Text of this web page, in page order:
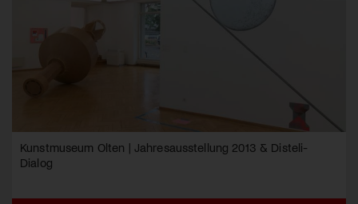
Kunstmuseum Olten | Jahresausstellung 2013 & Disteli-
Dialog